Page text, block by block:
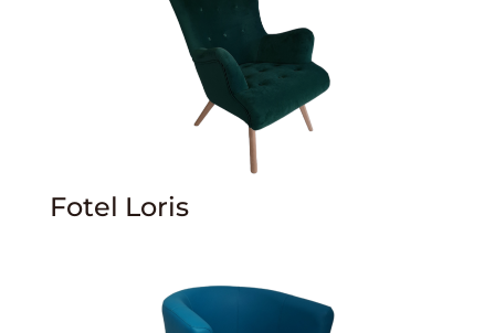
Fotel Loris